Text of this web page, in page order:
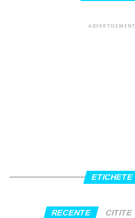
ADVERTISEMENT
ETICHETE
RECENTE CITITE